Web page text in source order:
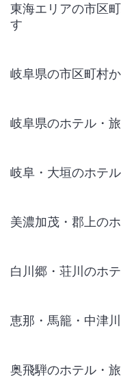
東海エリアの市区
す
岐阜県の市区町村
岐阜県のホテル・
岐阜・大垣のホテ
美濃加茂・郡上の
白川郷・荘川のホ
恵那・馬籠・中津
奥飛騨のホテル・